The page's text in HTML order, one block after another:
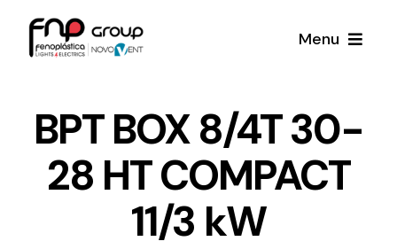
Menu
Productos
Noticias
Proyectos
BPT BOX 8/4T 30-
28 HT COMPACT
11/3 kW